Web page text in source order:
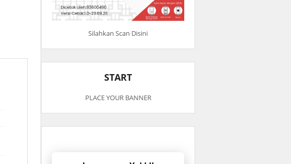
Silahkan Scan Disini
START
PLACE YOUR BANNER